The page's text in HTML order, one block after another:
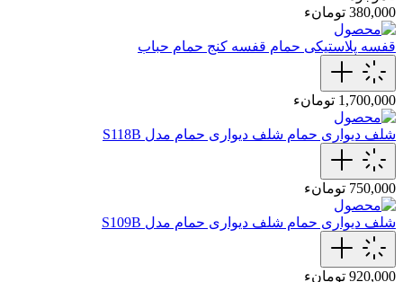
380,000 تومانء
قفسه پلاستیکی حمام قفسه کنج حمام حباب
1,700,000 تومانء
شلف دیواری حمام شلف دیواری حمام مدل S118B
750,000 تومانء
شلف دیواری حمام شلف دیواری حمام مدل S109B
920,000 تومانء